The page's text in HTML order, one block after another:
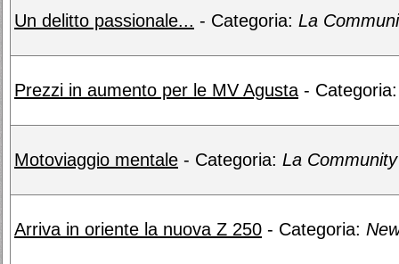
Un delitto passionale... - Categoria: La
Prezzi in aumento per le MV Agusta -
Motoviaggio mentale - Categoria: La
Arriva in oriente la nuova Z 250 - Categoria: